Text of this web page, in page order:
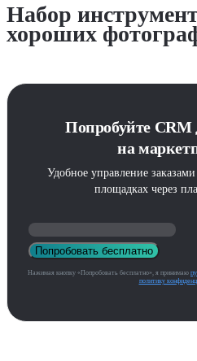
Набор
хороших
Попробуйте CRM
на
Удобное управление
площадках через
Попробовать бесплатно
Нажимая кнопку «Попробовать бесплатно», я принимаю
политику